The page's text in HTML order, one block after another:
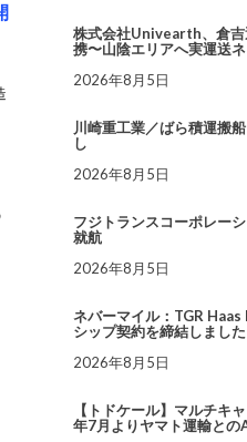
株式会社Univearth、倉吉
携〜山陰エリアへ実運送
2026年8月5日
川崎重工業／ばら積運搬
し
2026年8月5日
フジトランスコーポレー
就航
2026年8月5日
ネバーマイル：TGR
シップ契約を締結しました
2026年8月5日
【トドケール】マルチキ
年7月よりヤマト運輸との